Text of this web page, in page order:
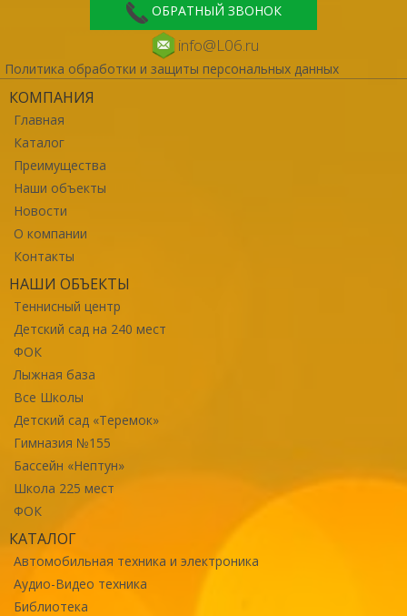
ОБРАТНЫЙ ЗВОНОК
info@L06.ru
Политика обработки и защиты персональных данных
КОМПАНИЯ
Главная
Каталог
Преимущества
Наши объекты
Новости
О компании
Контакты
НАШИ ОБЪЕКТЫ
Теннисный центр
Детский сад на 240 мест
ФОК
Лыжная база
Все Школы
Детский сад «Теремок»
Гимназия №155
Бассейн «Нептун»
Школа 225 мест
ФОК
КАТАЛОГ
Автомобильная техника и электроника
Аудио-Видео техника
Библиотека